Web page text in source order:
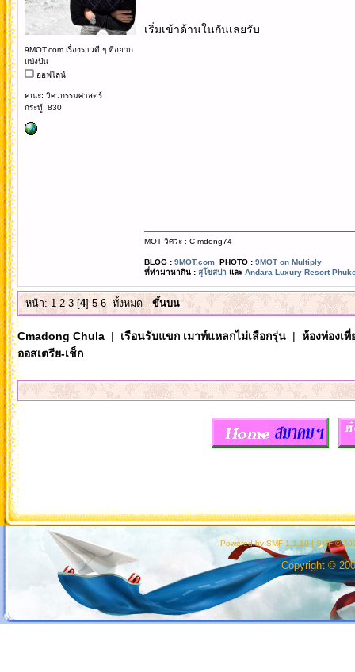
9MOT.com เรื่องราวดี ๆ ที่อยาก
แบ่งปัน
ออฟไลน์
คณะ: วิศวกรรมศาสตร์
กระทู้: 830
เริ่มเข้าด้านในกันเลยรับ
MOT วิศวะ : C-mdong74
BLOG : 9MOT.comPHOTO : 9MOT on Multiply
ที่ทำมาหากิน : สุโขสปา และ Andara Luxury Resort
หน้า:1 2 3[4]5 6 ทั้งหมด ขึ้นบน
Cmadong Chula| เรือนรับแขก เมาท์แหลกไม่เลือกรุ่น| ห้องท่องเ
ออสเตรีย-เช็ก
Powered by SMF 1.1.10 | SMF ©
Copyright ©